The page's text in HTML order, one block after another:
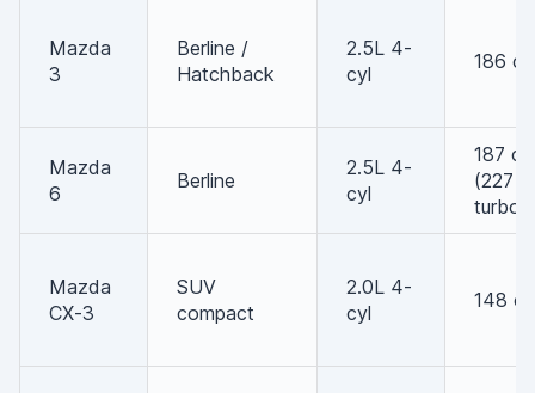
Mazda
3
Berline /
Hatchback
2.5L 4-
cyl
186 ch
Mazda
6
Berline
2.5L 4-
cyl
187 ch
(227
turbo)
Mazda
CX-3
SUV
compact
2.0L 4-
cyl
148 ch